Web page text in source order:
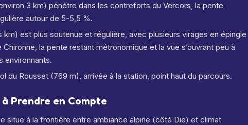
3 km) pénètre dans les contreforts du Vercors, la pente
autour de 5-5,5 %.
km) est plus soutenue et régulière, avec plusieurs virages en épingle
la pente restant métronomique et la vue s’ouvrant peu à
environnants.
du Rousset (769 m), arrivée à la station, point haut du parcours.
Prendre en Compte
situe à la frontière entre ambiance alpine (côté Die) et climat